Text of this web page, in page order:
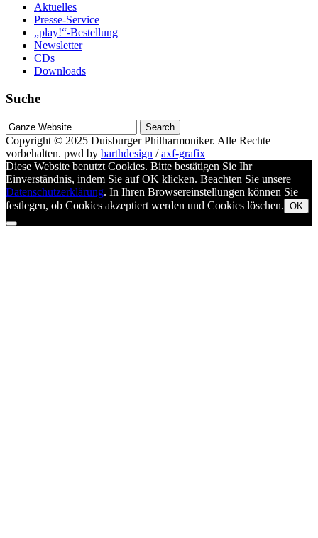
Aktuelles
Presse-Service
„play!“-Bestellung
Newsletter
CDs
Downloads
Suche
Suche
nach
Copyright © 2025 Duisburger Philharmoniker. Alle Rechte
vorbehalten. pwd by barthdesign /axf-grafix
Diese Website benutzt Cookies. Bitte bestätigen Sie Ihr
Einverständnis, indem Sie auf OK klicken. Beachten Sie unsere
Datenschutzerklärung. In Ihren Browsereinstellungen können Sie
festlegen, ob Cookies akzeptiert werden und Cookies löschen. OK